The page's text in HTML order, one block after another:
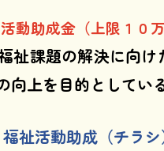
助成金（上限１０万
課題の解決に向け
上を目的としてい
祉活動助成（チラシ